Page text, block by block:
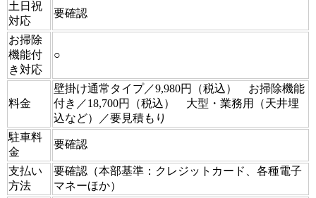
土日祝
対応
要確認
お掃除
機能付
き対応
○
料金
壁掛け通常タイプ／9,980円（税込） お掃除機能
付き／18,700円（税込） 大型・業務用（天井埋
込など）／要見積もり
駐車料
金
要確認
支払い
方法
要確認（本部基準：クレジットカード、各種電子
マネーほか）